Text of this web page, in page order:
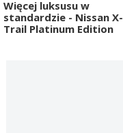
Więcej luksusu w
standardzie - Nissan X-
Trail Platinum Edition